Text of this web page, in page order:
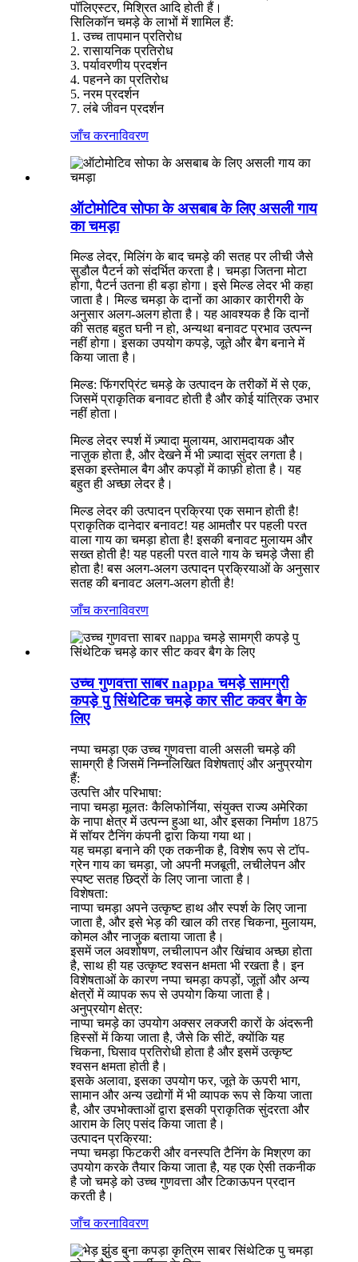
पॉलिएस्टर, मिश्रित आदि होती हैं।
सिलिकॉन चमड़े के लाभों में शामिल हैं:
1. उच्च तापमान प्रतिरोध
2. रासायनिक प्रतिरोध
3. पर्यावरणीय प्रदर्शन
4. पहनने का प्रतिरोध
5. नरम प्रदर्शन
7. लंबे जीवन प्रदर्शन
जाँच करनाविवरण
ऑटोमोटिव सोफा के असबाब के लिए असली गाय
का चमड़ा
मिल्ड लेदर, मिलिंग के बाद चमड़े की सतह पर लीची जैसे
सुडौल पैटर्न को संदर्भित करता है। चमड़ा जितना मोटा
होगा, पैटर्न उतना ही बड़ा होगा। इसे मिल्ड लेदर भी कहा
जाता है। मिल्ड चमड़ा के दानों का आकार कारीगरी के
अनुसार अलग-अलग होता है। यह आवश्यक है कि दानों
की सतह बहुत घनी न हो, अन्यथा बनावट प्रभाव उत्पन्न
नहीं होगा। इसका उपयोग कपड़े, जूते और बैग बनाने में
किया जाता है।
मिल्ड: फिंगरप्रिंट चमड़े के उत्पादन के तरीकों में से एक,
जिसमें प्राकृतिक बनावट होती है और कोई यांत्रिक उभार
नहीं होता।
मिल्ड लेदर स्पर्श में ज़्यादा मुलायम, आरामदायक और
नाज़ुक होता है, और देखने में भी ज़्यादा सुंदर लगता है।
इसका इस्तेमाल बैग और कपड़ों में काफ़ी होता है। यह
बहुत ही अच्छा लेदर है।
मिल्ड लेदर की उत्पादन प्रक्रिया एक समान होती है!
प्राकृतिक दानेदार बनावट! यह आमतौर पर पहली परत
वाला गाय का चमड़ा होता है! इसकी बनावट मुलायम और
सख्त होती है! यह पहली परत वाले गाय के चमड़े जैसा ही
होता है! बस अलग-अलग उत्पादन प्रक्रियाओं के अनुसार
सतह की बनावट अलग-अलग होती है!
जाँच करनाविवरण
उच्च गुणवत्ता साबर nappa चमड़े सामग्री
कपड़े पु सिंथेटिक चमड़े कार सीट कवर बैग के
लिए
नप्पा चमड़ा एक उच्च गुणवत्ता वाली असली चमड़े की
सामग्री है जिसमें निम्नलिखित विशेषताएं और अनुप्रयोग
हैं:
उत्पत्ति और परिभाषा:
नापा चमड़ा मूलतः कैलिफोर्निया, संयुक्त राज्य अमेरिका
के नापा क्षेत्र में उत्पन्न हुआ था, और इसका निर्माण 1875
में सॉयर टैनिंग कंपनी द्वारा किया गया था।
यह चमड़ा बनाने की एक तकनीक है, विशेष रूप से टॉप-
ग्रेन गाय का चमड़ा, जो अपनी मजबूती, लचीलेपन और
स्पष्ट सतह छिद्रों के लिए जाना जाता है।
विशेषता:
नाप्पा चमड़ा अपने उत्कृष्ट हाथ और स्पर्श के लिए जाना
जाता है, और इसे भेड़ की खाल की तरह चिकना, मुलायम,
कोमल और नाजुक बताया जाता है।
इसमें जल अवशोषण, लचीलापन और खिंचाव अच्छा होता
है, साथ ही यह उत्कृष्ट श्वसन क्षमता भी रखता है। इन
विशेषताओं के कारण नप्पा चमड़ा कपड़ों, जूतों और अन्य
क्षेत्रों में व्यापक रूप से उपयोग किया जाता है।
अनुप्रयोग क्षेत्र:
नाप्पा चमड़े का उपयोग अक्सर लक्जरी कारों के अंदरूनी
हिस्सों में किया जाता है, जैसे कि सीटें, क्योंकि यह
चिकना, घिसाव प्रतिरोधी होता है और इसमें उत्कृष्ट
श्वसन क्षमता होती है।
इसके अलावा, इसका उपयोग फर, जूते के ऊपरी भाग,
सामान और अन्य उद्योगों में भी व्यापक रूप से किया जाता
है, और उपभोक्ताओं द्वारा इसकी प्राकृतिक सुंदरता और
आराम के लिए पसंद किया जाता है।
उत्पादन प्रक्रिया:
नप्पा चमड़ा फिटकरी और वनस्पति टैनिंग के मिश्रण का
उपयोग करके तैयार किया जाता है, यह एक ऐसी तकनीक
है जो चमड़े को उच्च गुणवत्ता और टिकाऊपन प्रदान
करती है।
जाँच करनाविवरण